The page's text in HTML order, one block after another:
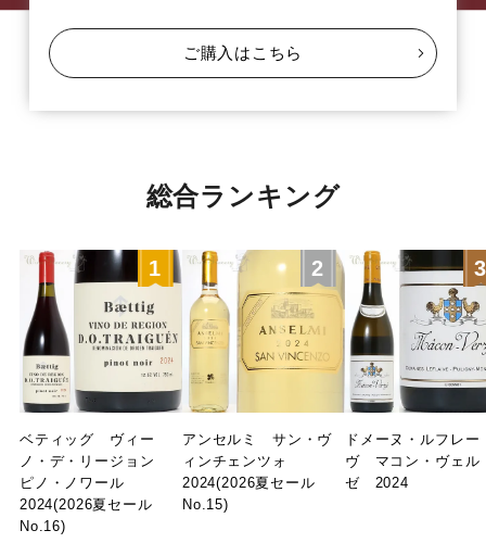
ご購入はこちら
総合ランキング
ベティッグ ヴィー
ノ・デ・リージョン
ピノ・ノワール
2024(2026夏セール
No.16)
アンセルミ サン・ヴ
ィンチェンツォ
2024(2026夏セール
No.15)
ドメーヌ・ルフレー
ヴ マコン・ヴェル
ゼ 2024